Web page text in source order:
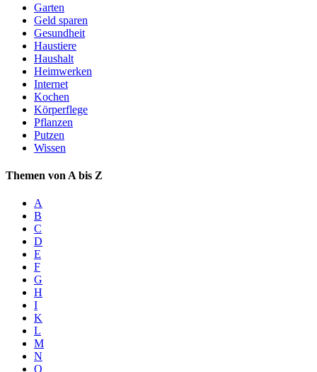
Garten
Geld sparen
Gesundheit
Haustiere
Haushalt
Heimwerken
Internet
Kochen
Körperflege
Pflanzen
Putzen
Wissen
Themen von A bis Z
A
B
C
D
E
F
G
H
I
K
L
M
N
O